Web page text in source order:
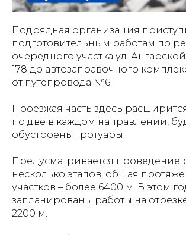
Подрядная организация
подготовительным работам по
очередного участка ул.
178 до автозаправочного
от путепровода №6.
Проезжая часть здесь
по две в каждом направлении,
обустроены тротуары.
Предусматривается проведение
несколько этапов, общая
участков – более 6400 м. В этом
запланированы работы на
2200 м.